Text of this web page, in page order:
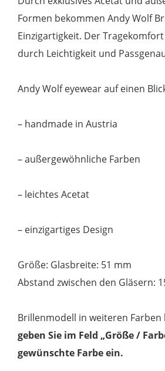
Formen bekommen Andy Wolf
Einzigartigkeit. Der
durch Leichtigkeit und
Andy Wolf eyewear auf einen
– handmade in Austria
– außergewöhnliche Farben
– leichtes Acetat
– einzigartiges Design
Größe: Glasbreite: 51 mm
Abstand zwischen den Gläsern:
Brillenmodell in weiteren
geben Sie im Feld „Größe /
gewünschte Farbe ein.